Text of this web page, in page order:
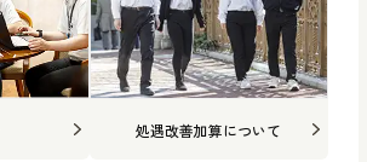
処遇改善加算について